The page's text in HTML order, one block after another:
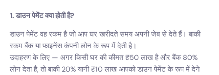
1. डाउन पेमेंट क्या होती है?
डाउन पेमेंट वह रकम है जो आप घर खरीदते समय अपनी जेब से देते हैं। बाकी
रकम बैंक या फाइनेंस कंपनी लोन के रूप में देती है।
उदाहरण के लिए — अगर किसी घर की कीमत ₹50 लाख है और बैंक 80%
लोन देता है, तो बाकी 20% यानी ₹10 लाख आपको डाउन पेमेंट के रूप में देने